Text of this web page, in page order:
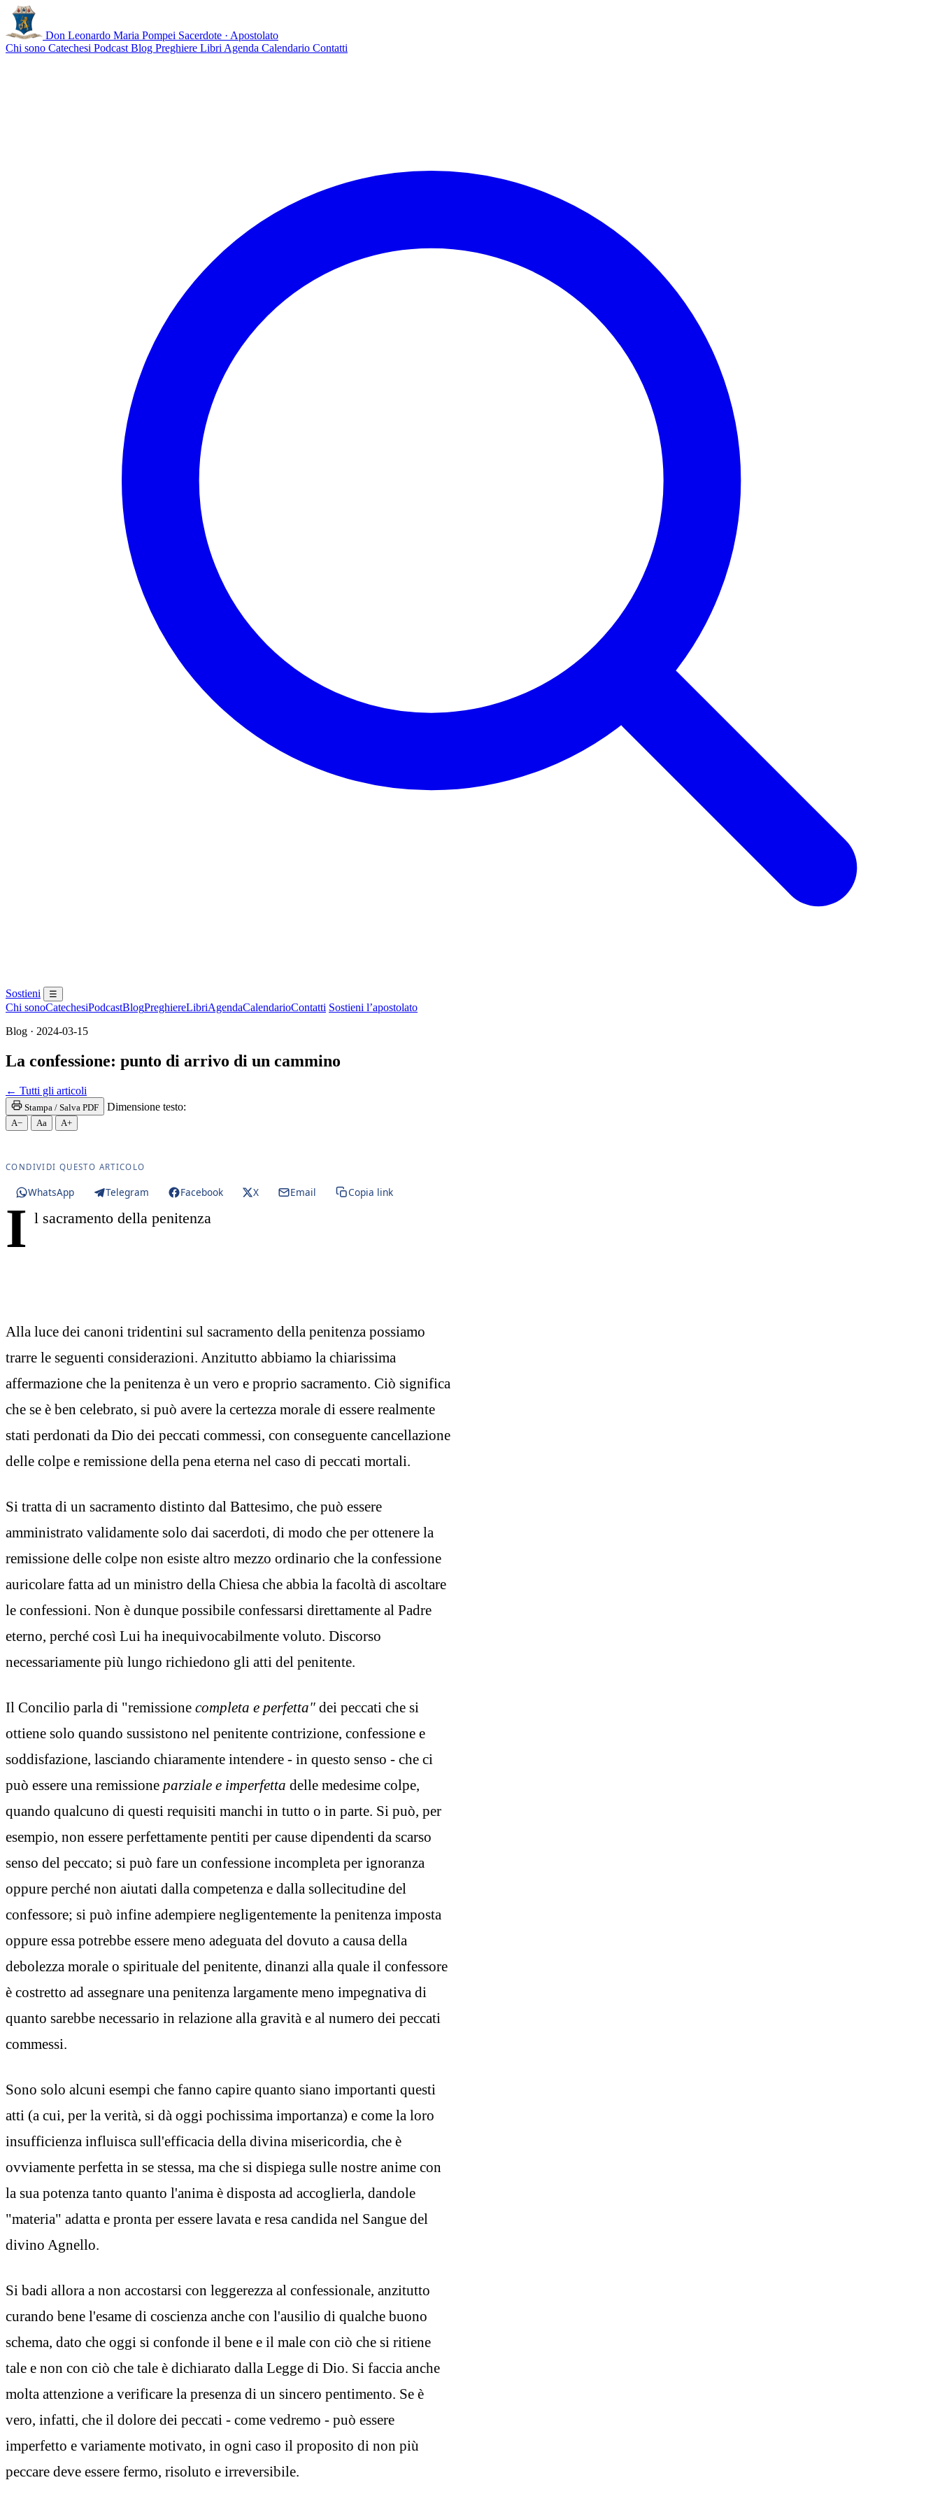
Don Leonardo Maria Pompei Sacerdote · Apostolato
Chi sono Catechesi Podcast Blog Preghiere Libri Agenda Calendario Contatti
Sostieni ☰
Chi sonoCatechesiPodcastBlogPreghiereLibriAgendaCalendarioContatti Sostieni l’apostolato
Blog · 2024-03-15
La confessione: punto di arrivo di un cammino
← Tutti gli articoli
Stampa / Salva PDF Dimensione testo:
A− Aa A+
CONDIVIDI QUESTO ARTICOLO
WhatsApp Telegram Facebook X Email Copia link
I l sacramento della penitenza
Alla luce dei canoni tridentini sul sacramento della penitenza possiamo
trarre le seguenti considerazioni. Anzitutto abbiamo la chiarissima
affermazione che la penitenza è un vero e proprio sacramento. Ciò significa
che se è ben celebrato, si può avere la certezza morale di essere realmente
stati perdonati da Dio dei peccati commessi, con conseguente cancellazione
delle colpe e remissione della pena eterna nel caso di peccati mortali.
Si tratta di un sacramento distinto dal Battesimo, che può essere
amministrato validamente solo dai sacerdoti, di modo che per ottenere la
remissione delle colpe non esiste altro mezzo ordinario che la confessione
auricolare fatta ad un ministro della Chiesa che abbia la facoltà di ascoltare
le confessioni. Non è dunque possibile confessarsi direttamente al Padre
eterno, perché così Lui ha inequivocabilmente voluto. Discorso
necessariamente più lungo richiedono gli atti del penitente.
Il Concilio parla di "remissione completa e perfetta" dei peccati che si
ottiene solo quando sussistono nel penitente contrizione, confessione e
soddisfazione, lasciando chiaramente intendere - in questo senso - che ci
può essere una remissione parziale e imperfetta delle medesime colpe,
quando qualcuno di questi requisiti manchi in tutto o in parte. Si può, per
esempio, non essere perfettamente pentiti per cause dipendenti da scarso
senso del peccato; si può fare un confessione incompleta per ignoranza
oppure perché non aiutati dalla competenza e dalla sollecitudine del
confessore; si può infine adempiere negligentemente la penitenza imposta
oppure essa potrebbe essere meno adeguata del dovuto a causa della
debolezza morale o spirituale del penitente, dinanzi alla quale il confessore
è costretto ad assegnare una penitenza largamente meno impegnativa di
quanto sarebbe necessario in relazione alla gravità e al numero dei peccati
commessi.
Sono solo alcuni esempi che fanno capire quanto siano importanti questi
atti (a cui, per la verità, si dà oggi pochissima importanza) e come la loro
insufficienza influisca sull'efficacia della divina misericordia, che è
ovviamente perfetta in se stessa, ma che si dispiega sulle nostre anime con
la sua potenza tanto quanto l'anima è disposta ad accoglierla, dandole
"materia" adatta e pronta per essere lavata e resa candida nel Sangue del
divino Agnello.
Si badi allora a non accostarsi con leggerezza al confessionale, anzitutto
curando bene l'esame di coscienza anche con l'ausilio di qualche buono
schema, dato che oggi si confonde il bene e il male con ciò che si ritiene
tale e non con ciò che tale è dichiarato dalla Legge di Dio. Si faccia anche
molta attenzione a verificare la presenza di un sincero pentimento. Se è
vero, infatti, che il dolore dei peccati - come vedremo - può essere
imperfetto e variamente motivato, in ogni caso il proposito di non più
peccare deve essere fermo, risoluto e irreversibile.